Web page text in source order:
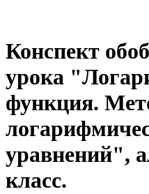
Конспект
урока
функция.
уравнений",
класс.